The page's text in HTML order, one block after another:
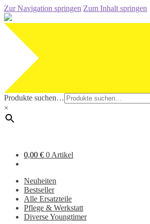
Zur Navigation springen Zum Inhalt springen
Produkte suchen…
×
0,00 € 0 Artikel
Neuheiten
Bestseller
Alle Ersatzteile
Pflege & Werkstatt
Diverse Youngtimer